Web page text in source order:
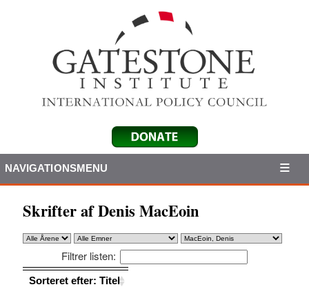
NAVIGATIONSMENU
Skrifter af Denis MacEoin
Filtrer listen:
Sorteret efter: Titel
Sorteret efter: Titel